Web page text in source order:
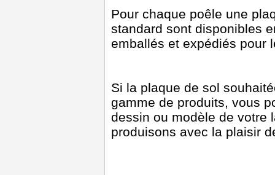
Pour chaque poêle une
standard sont disponibles
emballés et expédiés pour
Si la plaque de sol
gamme de produits, vous
dessin ou modèle de votre
produisons avec la plaisir